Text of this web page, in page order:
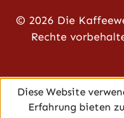
© 2026 Die
Rechte
Diese Website
Erfahrung bieten